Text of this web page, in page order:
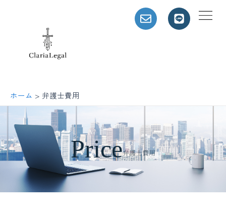
ホーム
弁護士費用
Price弁護士費用